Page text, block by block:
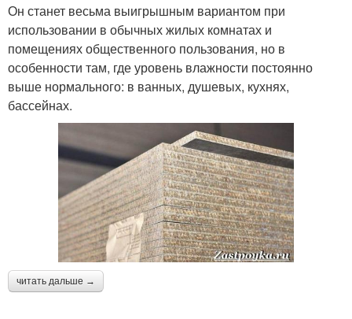
Он станет весьма выигрышным вариантом при
использовании в обычных жилых комнатах и
помещениях общественного пользования, но в
особенности там, где уровень влажности постоянно
выше нормального: в ванных, душевых, кухнях,
бассейнах.
читать дальше →